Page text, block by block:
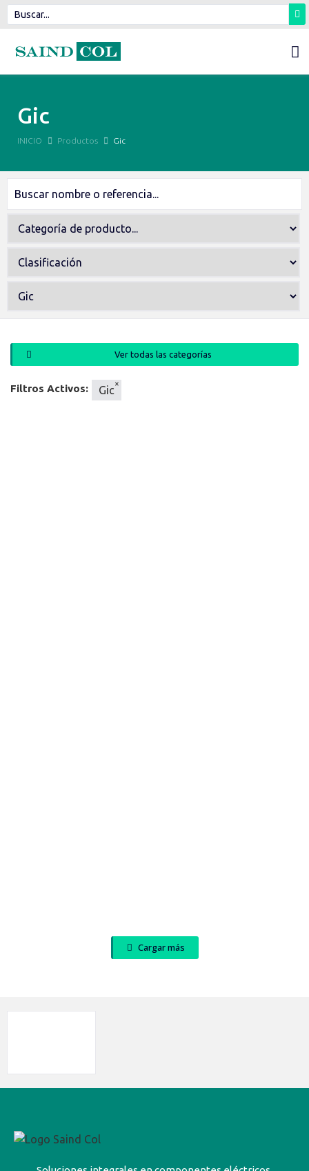
Gic
INICIO Productos Gic
Ver todas las categorías
Filtros Activos: Gic
×
Cargar más